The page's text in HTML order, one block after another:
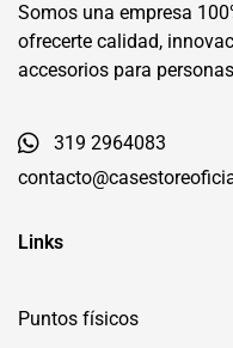
Somos una empresa
ofrecerte calidad,
accesorios para
319 2964083
Links
Puntos físicos